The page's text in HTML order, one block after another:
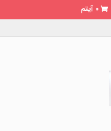
0 آیتم